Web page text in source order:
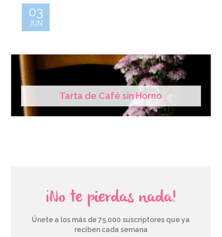
Tarta de Café sin Horno
03
JUN
¡No te pierdas nada!
Únete a los más de 75.000 suscriptores que ya
reciben cada semana